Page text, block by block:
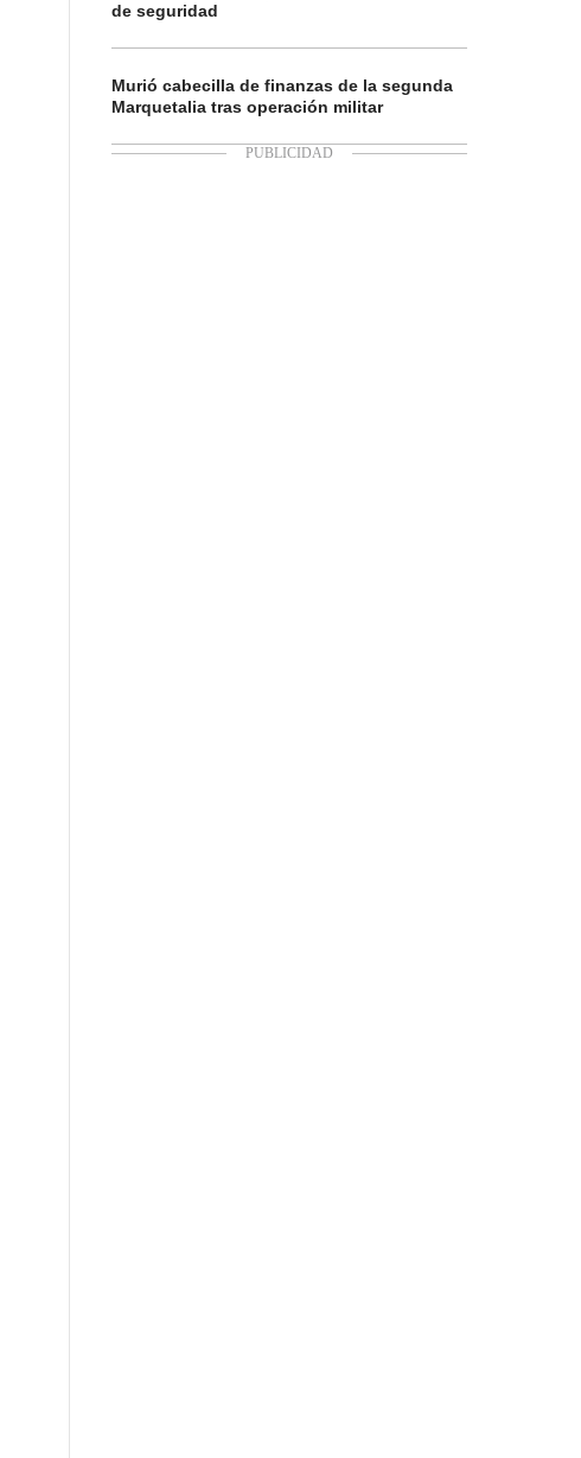
de seguridad
Murió cabecilla de finanzas de la segunda
Marquetalia tras operación militar